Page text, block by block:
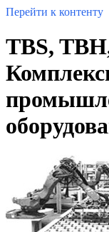
Перейти к контенту
TBS,